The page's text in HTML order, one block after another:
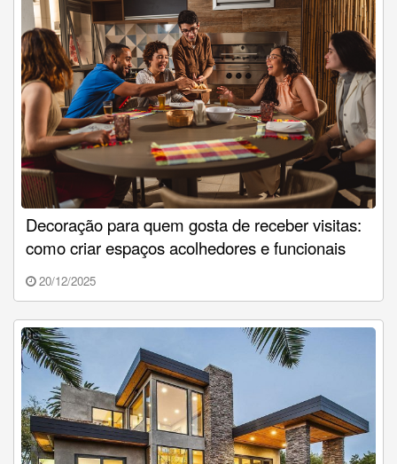
Decoração para quem gosta de receber visitas:
como criar espaços acolhedores e funcionais
20/12/2025